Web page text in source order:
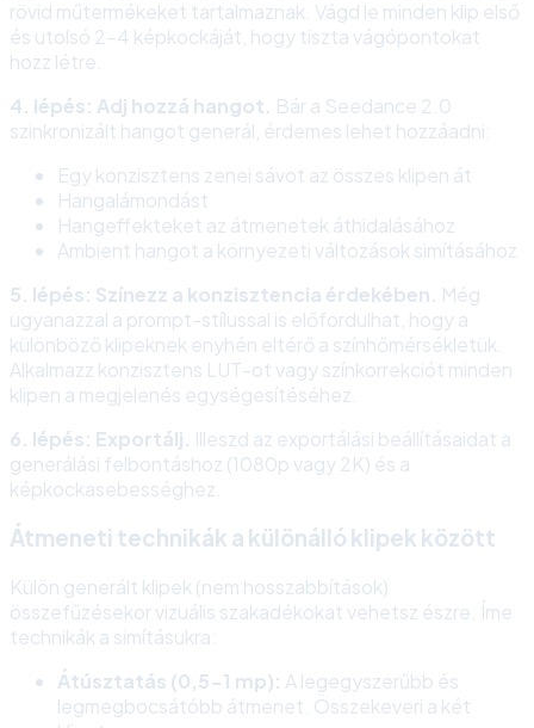
rövid műtermékeket tartalmaznak. Vágd le minden klip első
és utolsó 2-4 képkockáját, hogy tiszta vágópontokat
hozz létre.
4. lépés: Adj hozzá hangot. Bár a Seedance 2.0
szinkronizált hangot generál, érdemes lehet hozzáadni:
Egy konzisztens zenei sávot az összes klipen át
Hangalámondást
Hangeffekteket az átmenetek áthidalásához
Ambient hangot a környezeti változások simításához
5. lépés: Színezz a konzisztencia érdekében. Még
ugyanazzal a prompt-stílussal is előfordulhat, hogy a
különböző klipeknek enyhén eltérő a színhőmérsékletük.
Alkalmazz konzisztens LUT-ot vagy színkorrekciót minden
klipen a megjelenés egységesítéséhez.
6. lépés: Exportálj. Illeszd az exportálási beállításaidat a
generálási felbontáshoz (1080p vagy 2K) és a
képkockasebességhez.
Átmeneti technikák a különálló klipek között
Külön generált klipek (nem hosszabbítások)
összefűzésekor vizuális szakadékokat vehetsz észre. Íme
technikák a simításukra:
Átúsztatás (0,5-1 mp): A legegyszerűbb és
legmegbocsátóbb átmenet. Összekeveri a két